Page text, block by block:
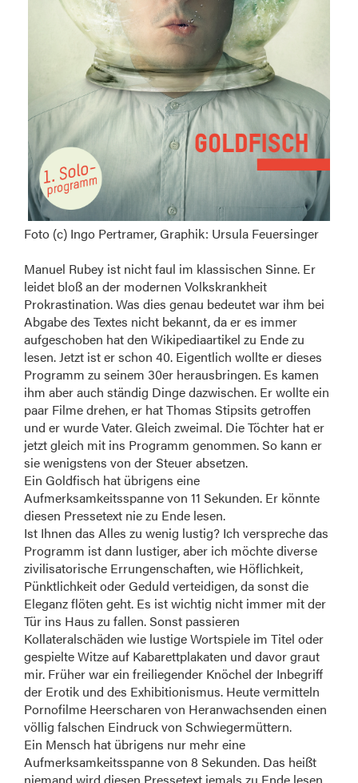
Foto (c) Ingo Pertramer, Graphik: Ursula Feuersinger
Manuel Rubey ist nicht faul im klassischen Sinne. Er
leidet bloß an der modernen Volkskrankheit
Prokrastination. Was dies genau bedeutet war ihm bei
Abgabe des Textes nicht bekannt, da er es immer
aufgeschoben hat den Wikipediaartikel zu Ende zu
lesen. Jetzt ist er schon 40. Eigentlich wollte er dieses
Programm zu seinem 30er herausbringen. Es kamen
ihm aber auch ständig Dinge dazwischen. Er wollte ein
paar Filme drehen, er hat Thomas Stipsits getroffen
und er wurde Vater. Gleich zweimal. Die Töchter hat er
jetzt gleich mit ins Programm genommen. So kann er
sie wenigstens von der Steuer absetzen.
Ein Goldfisch hat übrigens eine
Aufmerksamkeitsspanne von 11 Sekunden. Er könnte
diesen Pressetext nie zu Ende lesen.
Ist Ihnen das Alles zu wenig lustig? Ich verspreche das
Programm ist dann lustiger, aber ich möchte diverse
zivilisatorische Errungenschaften, wie Höflichkeit,
Pünktlichkeit oder Geduld verteidigen, da sonst die
Eleganz flöten geht. Es ist wichtig nicht immer mit der
Tür ins Haus zu fallen. Sonst passieren
Kollateralschäden wie lustige Wortspiele im Titel oder
gespielte Witze auf Kabarettplakaten und davor graut
mir. Früher war ein freiliegender Knöchel der Inbegriff
der Erotik und des Exhibitionismus. Heute vermitteln
Pornofilme Heerscharen von Heranwachsenden einen
völlig falschen Eindruck von Schwiegermüttern.
Ein Mensch hat übrigens nur mehr eine
Aufmerksamkeitsspanne von 8 Sekunden. Das heißt
niemand wird diesen Pressetext jemals zu Ende lesen.